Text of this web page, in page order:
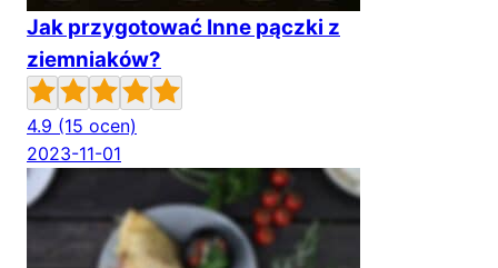
Jak przygotować Inne pączki z
ziemniaków?
4.9 (15 ocen)
2023-11-01